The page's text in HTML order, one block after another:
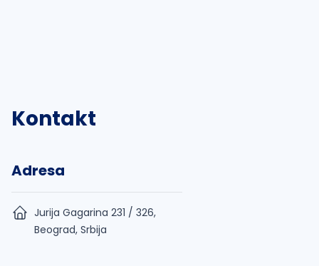
Kontakt
Adresa
Jurija Gagarina 231 / 326,
Beograd, Srbija